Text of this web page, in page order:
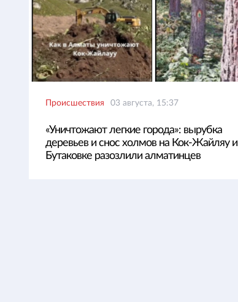
Происшествия 03 августа, 15:37
«Уничтожают легкие города»: вырубка
деревьев и снос холмов на Кок-Жайляу и
Бутаковке разозлили алматинцев